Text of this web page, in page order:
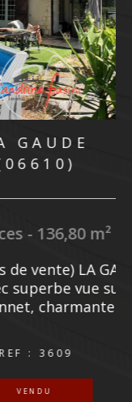
résiden
de CA
de...